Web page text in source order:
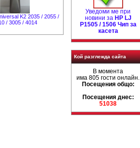
K2 2035 / 2055 /
/ 3005 / 4014
Уведоми ме при
новини за HP LJ
P1505 / 1506 Чип за
касета
Кой разглежда сайта
В момента
има 805 гости онлайн.
Посещения общо:
Посещения днес:
51038